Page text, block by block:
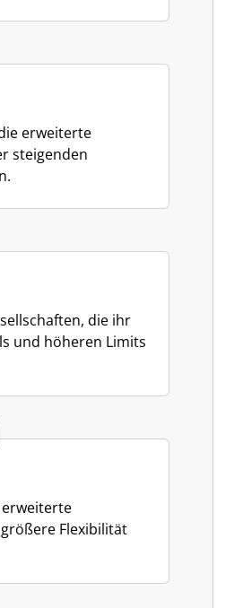
erweiterte
steigenden
die ihr
und höheren Limits
Flexibilität